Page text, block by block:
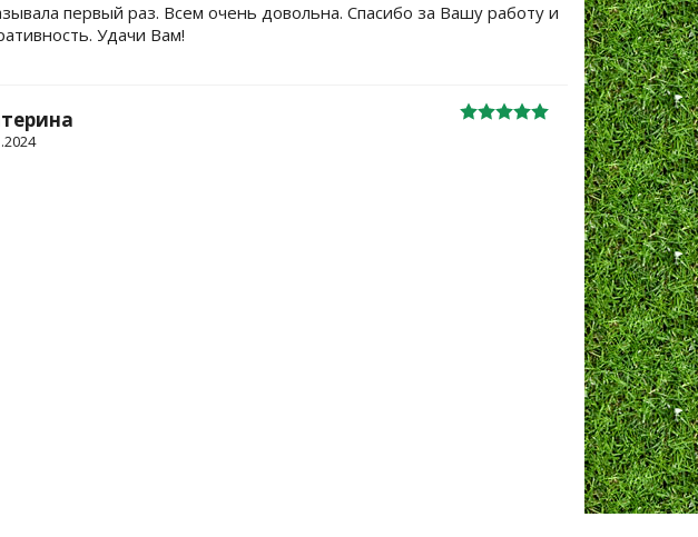
первый раз. Всем очень довольна. Спасибо за Вашу работу и
Удачи Вам!
Большое
уже не
Жанна
06.10.2024